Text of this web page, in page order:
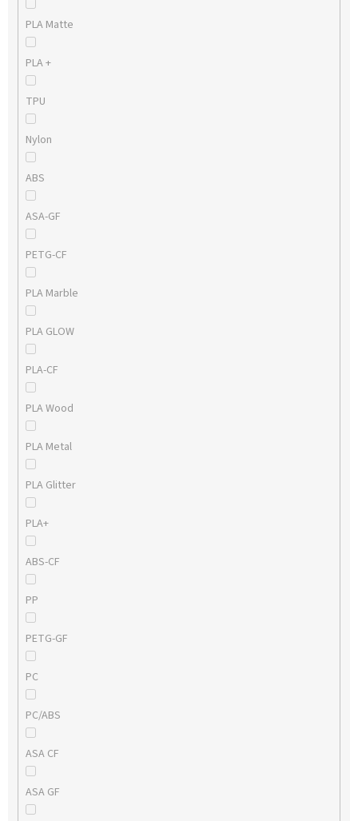
PLA Matte
PLA +
TPU
Nylon
ABS
ASA-GF
PETG-CF
PLA Marble
PLA GLOW
PLA-CF
PLA Wood
PLA Metal
PLA Glitter
PLA+
ABS-CF
PP
PETG-GF
PC
PC/ABS
ASA CF
ASA GF